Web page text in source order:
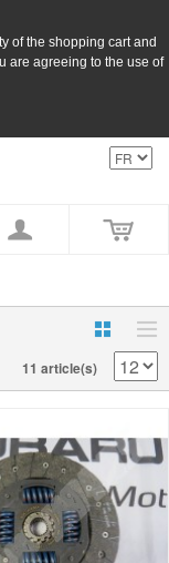
of the shopping cart and
are agreeing to the use of
11 article(s)